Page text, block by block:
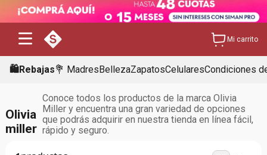
Mi carrito
🛍️Rebajas💐 MadresBellezaZapatosCelularesCondiciones
Olivia
miller
Conoce todos los productos de la marca Olivia
Miller y encuentra una gran variedad de opciones
que podrás adquirir en nuestra tienda en línea fácil,
rápido y seguro.